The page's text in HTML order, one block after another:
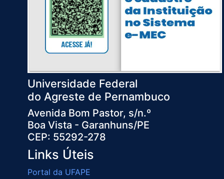
Universidade Federal
do Agreste de Pernambuco
Avenida Bom Pastor, s/n.º
Boa Vista - Garanhuns/PE
CEP: 55292-278
Links Úteis
Portal da UFAPE